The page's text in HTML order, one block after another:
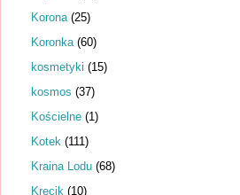
Korona (25)
Koronka (60)
kosmetyki (15)
kosmos (37)
Kościelne (1)
Kotek (111)
Kraina Lodu (68)
Krecik (10)